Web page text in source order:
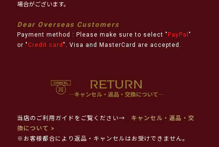
場合がございます。
Dear Overseas Customers
Payment method : Please make sure to select " PayPal "
or " Credit card ". Visa and MasterCard are accepted.
当店のご利用ガイドをご覧ください→
キャンセル・返品・交
換について >
※お客様都合により返品・キャンセルはお受けできません。